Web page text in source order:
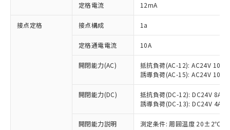
定格電流 12mA
接点定格 接点構成 1a
定格通電電流 10A
開閉能力(AC)
抵抗負荷(AC-12): AC24V 10A/
誘導負荷(AC-15): AC24V
開閉能力(DC)
抵抗負荷(DC-12): DC24V 8A/
誘導負荷(DC-13): DC24V 4A/
開閉能力説明 測定条件: 周囲温度 20±2℃、
ご利用条件
以下の条件をお読みいただき、同意のうえ
ご利用ください。
本サービスは、当社制御機器事業取扱
商品の当社在庫状況および標準価格
対応済み：EU RoHS指令（10物質）の
非含有に対応した製品が提供可能な商品で
対応予定：EU RoHS指令（10物質）の非含
有に対応した製品に切り替える予定のある
対応予定なし：EU RoHS指令（10物質）の
非含有に非対応の商品で、対応品を出す予
定はありません。
調査・確認中：EU RoHS指令（10物質）の
非含有の対応状況を調査中または確認中の
※1 中国RoHS○×表